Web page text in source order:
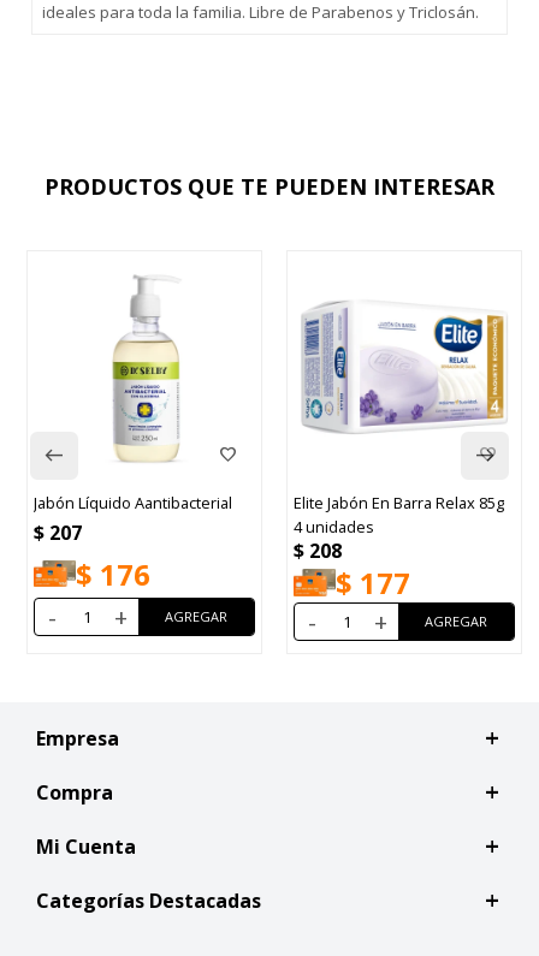
ideales para toda la familia. Libre de Parabenos y Triclosán.
PRODUCTOS QUE TE PUEDEN INTERESAR
Jabón Líquido Aantibacterial
$ 207
$ 176
- +
Elite Jabón En Barra Relax 85g
4 unidades
$ 208
$ 177
- +
Empresa
Compra
Mi Cuenta
Categorías Destacadas